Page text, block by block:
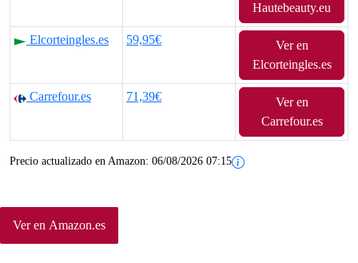
Hautebeauty.eu
Elcorteingles.es 59,95€
Ver en
Elcorteingles.es
Carrefour.es 71,39€
Ver en
Carrefour.es
Precio actualizado en Amazon: 06/08/2026 07:15
Ver en Amazon.es